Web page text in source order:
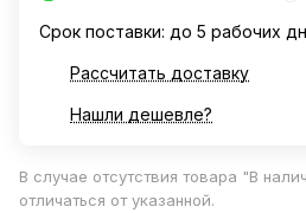
Срок поставки: до 5 рабочих
Рассчитать доставку
Нашли дешевле?
В случае отсутствия товара "В
отличаться от указанной.